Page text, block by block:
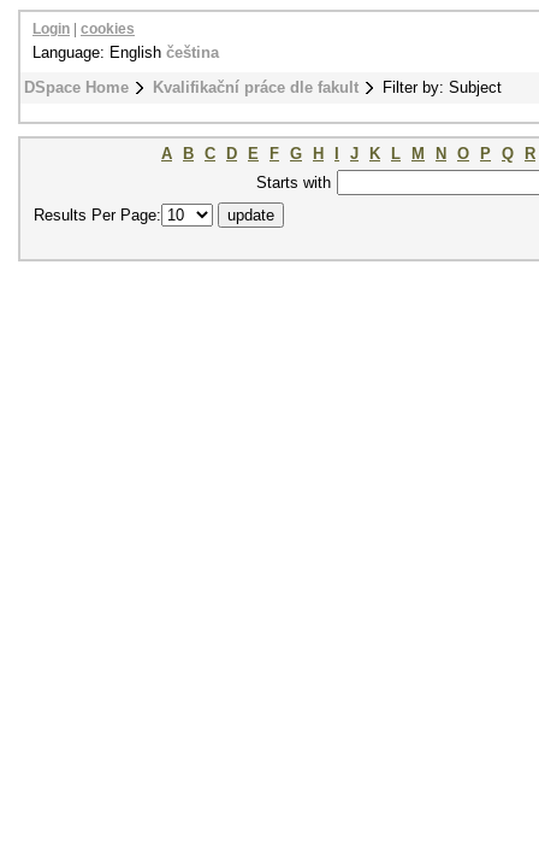
DSpace Home Kvalifikační práce dle fakult Filter by: Subject
Login cookies
Language: English čeština
A B C D E F G H J K L M N O P Q
R
Starts with
Results Per Page: